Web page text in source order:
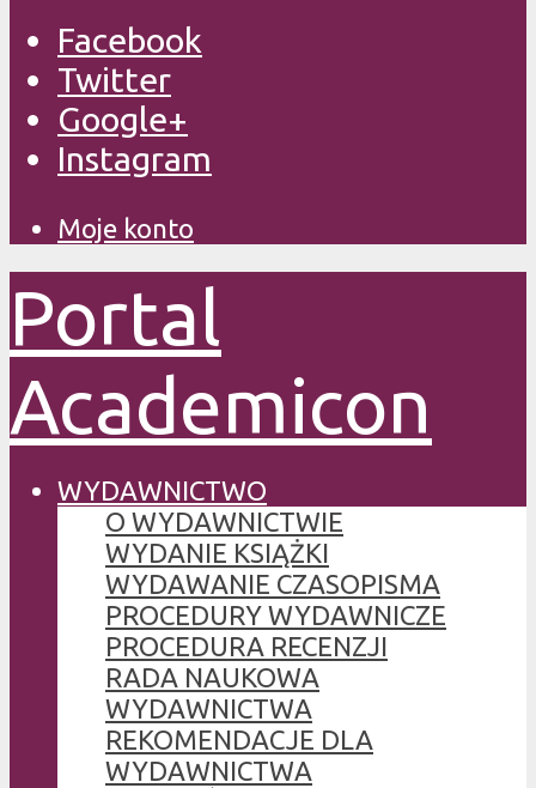
Facebook
Twitter
Google+
Instagram
Moje konto
Portal
Academicon
WYDAWNICTWO
O WYDAWNICTWIE
WYDANIE KSIĄŻKI
WYDAWANIE CZASOPISMA
PROCEDURY WYDAWNICZE
PROCEDURA RECENZJI
RADA NAUKOWA
WYDAWNICTWA
REKOMENDACJE DLA
WYDAWNICTWA